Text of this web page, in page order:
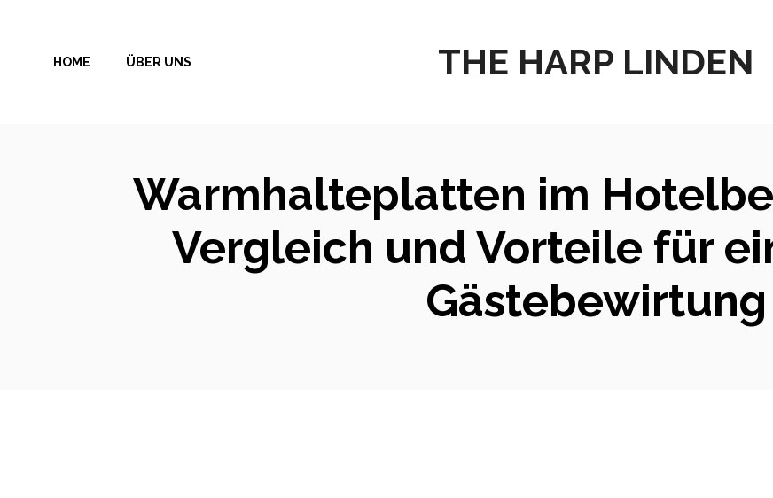
springen
THE HARP LINDEN
HOME ÜBER UNS
Warmhalteplatten im
Vergleich und Vorteile für
Gästebewirtung